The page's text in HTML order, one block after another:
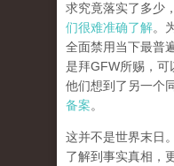
求究竟落实了多少，
们很难准确了解。
全面禁用当下最普
是拜GFW所赐，可
他们想到了另一个
备案。
这并不是世界末日
了解到事实真相，